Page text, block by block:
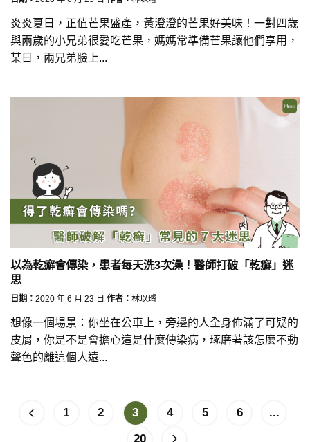
炎炎夏日，正值芒果盛產，黃澄澄的芒果好美味！一對四歲
與兩歲的小兄弟很愛吃芒果，媽媽常準備芒果讓他們享用，
某日，兩兄弟臉上...
以為乾癬會傳染，患者每天洗3次澡！醫師打破「乾癬」迷
思
日期： 2020 年 6 月 23 日 作者： 林以璿
想像一個場景：你坐在公車上，旁邊的人全身佈滿了可疑的
皮屑，你是不是會擔心這是什麼傳染病，琢磨著該怎麼不動
聲色的離這個人遠...
1 2 3 4 5 6
...
20